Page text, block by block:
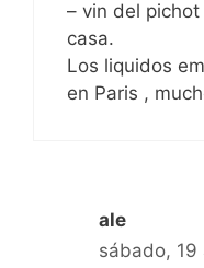
– vin del
casa.
Los liquidos
en Paris ,
ale
sábado, 19